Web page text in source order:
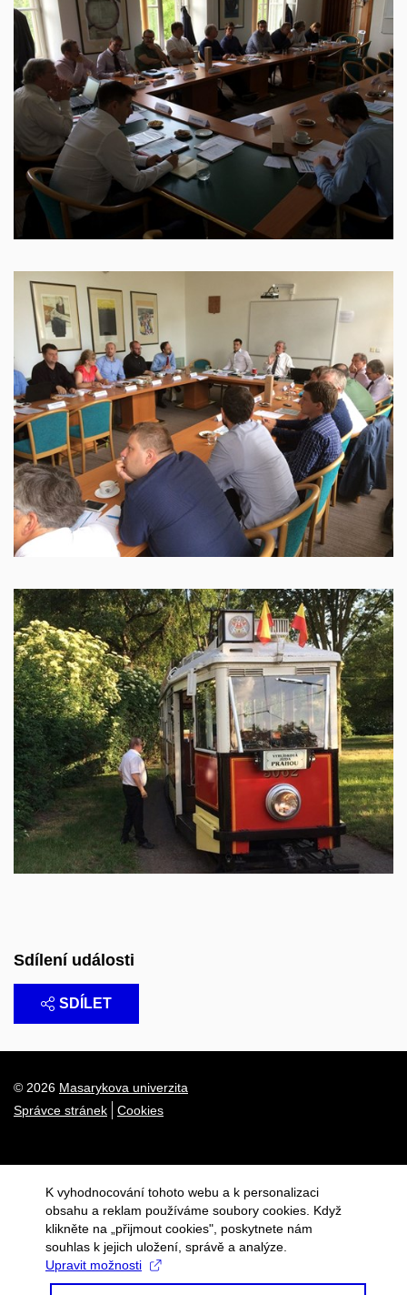
Sdílení události
SDÍLET
© 2026 Masarykova univerzita
Správce stránek
Cookies
K vyhodnocování tohoto webu a k personalizaci
obsahu a reklam používáme soubory cookies. Když
klikněte na „přijmout cookies", poskytnete nám
souhlas k jejich uložení, správě a analýze.
Upravit možnosti